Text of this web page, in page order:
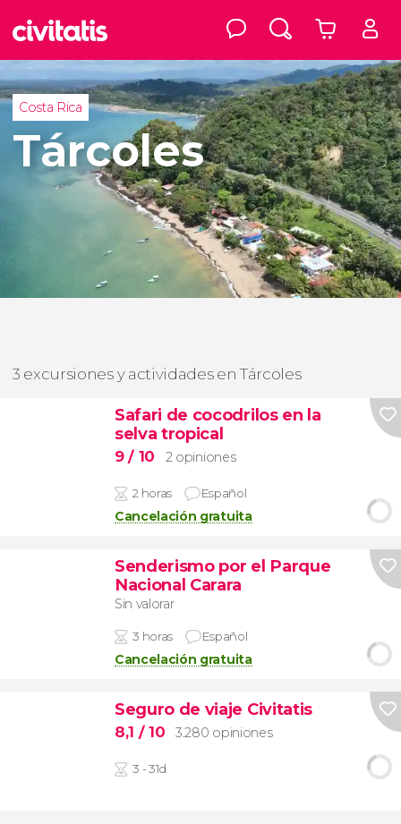
Costa Rica
Tárcoles
3 excursiones y actividades en Tárcoles
Safari de cocodrilos en la
selva tropical
9/ 10 2 opiniones
2 horas Español
Cancelación gratuita
Senderismo por el Parque
Nacional Carara
Sin valorar
3 horas Español
Cancelación gratuita
Seguro de viaje Civitatis
8,1 / 10 3.280 opiniones
3 - 31d